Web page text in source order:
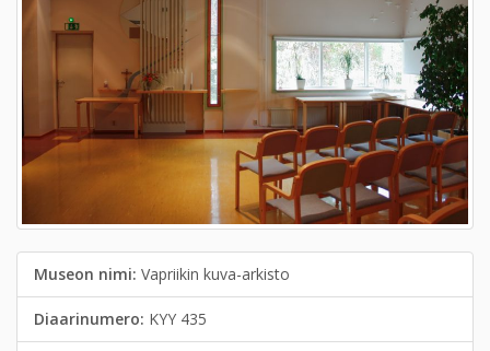
Museon nimi: Vapriikin kuva-arkisto
Diaarinumero: KYY 435